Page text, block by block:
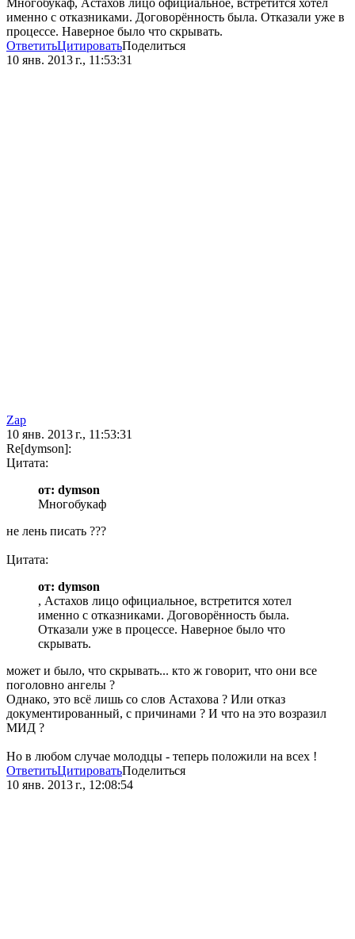
Многобукаф, Астахов лицо официальное, встретится хотел
именно с отказниками. Договорённость была. Отказали уже в
процессе. Наверное было что скрывать.
ОтветитьЦитироватьПоделиться
10 янв. 2013 г., 11:53:31
Zap
10 янв. 2013 г., 11:53:31
Re[dymson]:
Цитата:
от: dymson
Многобукаф
не лень писать ???
Цитата:
от: dymson
, Астахов лицо официальное, встретится хотел
именно с отказниками. Договорённость была.
Отказали уже в процессе. Наверное было что
скрывать.
может и было, что скрывать... кто ж говорит, что они все
поголовно ангелы ?
Однако, это всё лишь со слов Астахова ? Или отказ
документированный, с причинами ? И что на это возразил
МИД ?
Но в любом случае молодцы - теперь положили на всех !
ОтветитьЦитироватьПоделиться
10 янв. 2013 г., 12:08:54